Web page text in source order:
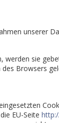
unserer
sie
Browsers
EU-Seite